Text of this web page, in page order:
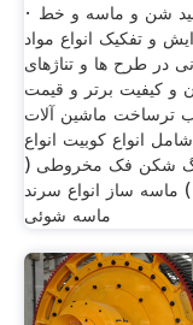
· تولید شن و ماسه و خط
و تفکیک انواع مواد
در طرح ها و تناژهای
و کیفیت برتر و قیمت
ترساخت ماشین آلات
انواع کوبیت انواع
شکن فک مخروطی (
ماسه ساز انواع سرند
ماسه شوئی